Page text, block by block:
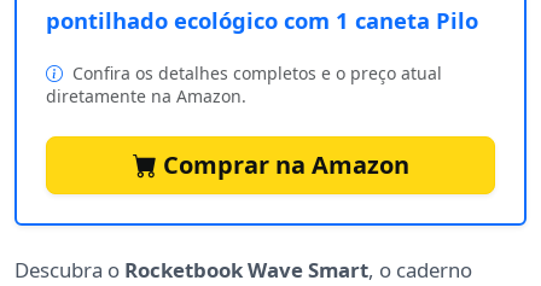
pontilhado ecológico com 1 caneta Pilo
Confira os detalhes completos e o preço atual
diretamente na Amazon.
Comprar na Amazon
Descubra o Rocketbook Wave Smart, o caderno